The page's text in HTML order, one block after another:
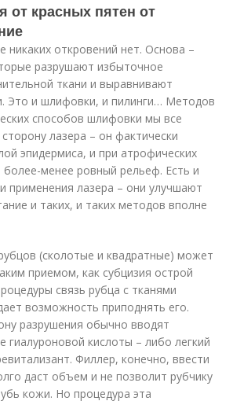
от красных пятен от
никаких откровений нет. Основа –
разрушают избыточное
ткани и выравнивают
Это и шлифовки, и пилинги… Методов
способов шлифовки мы все
лазера – он фактически
эпидермиса, и при атрофических
более-менее ровный рельеф. Есть и
применения лазера – они улучшают
и таких, и таких методов вполне
(сколотые и квадратные) может
приемом, как субцизия острой
связь рубца с тканями
возможность приподнять его.
разрушения обычно вводят
гиалуроновой кислоты – либо легкий
Филлер, конечно, ввести
даст объем и не позволит рубчику
кожи. Но процедура эта